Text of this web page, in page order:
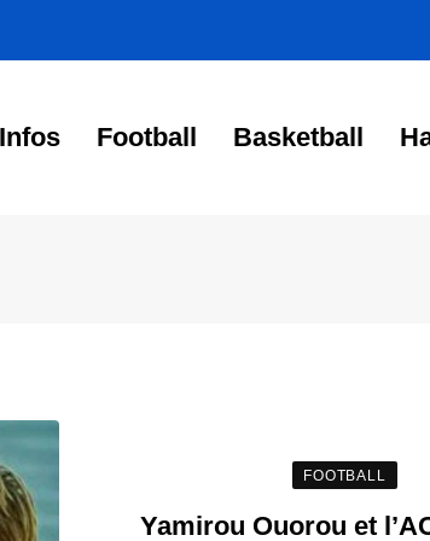
Infos Football Basketball
FOOTBALL
Yamirou Ouorou et